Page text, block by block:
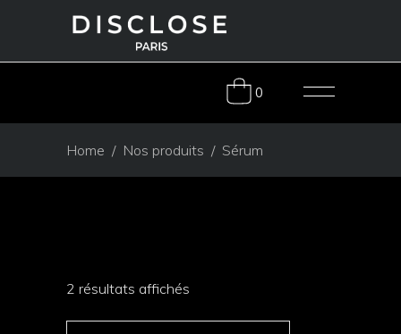
0
Home / Nos produits / Sérum
2 résultats affichés